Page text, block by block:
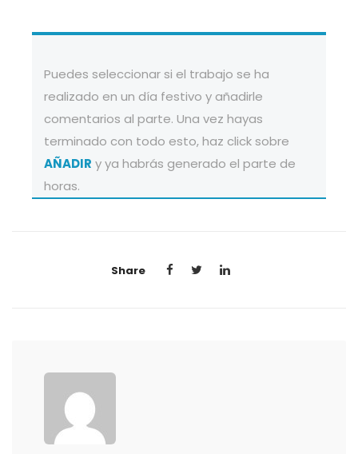
Puedes seleccionar si el trabajo se ha
realizado en un día festivo y añadirle
comentarios al parte. Una vez hayas
terminado con todo esto, haz click sobre
AÑADIR y ya habrás generado el parte de
horas.
Share